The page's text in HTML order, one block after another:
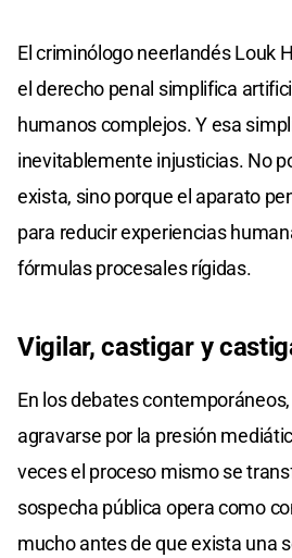
El criminólogo neerlandés Louk
el derecho penal simplifica
humanos complejos. Y esa
inevitablemente injusticias. No
exista, sino porque el aparato
para reducir experiencias
fórmulas procesales rígidas.
Vigilar, castigar y
En los debates
agravarse por la presión
veces el proceso mismo se
sospecha pública opera como
mucho antes de que exista una